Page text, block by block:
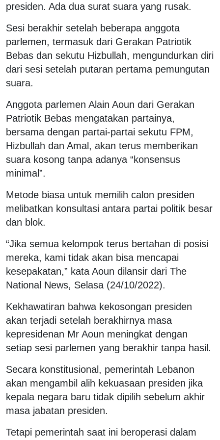
presiden. Ada dua surat suara yang rusak.
Sesi berakhir setelah beberapa anggota
parlemen, termasuk dari Gerakan Patriotik
Bebas dan sekutu Hizbullah, mengundurkan diri
dari sesi setelah putaran pertama pemungutan
suara.
Anggota parlemen Alain Aoun dari Gerakan
Patriotik Bebas mengatakan partainya,
bersama dengan partai-partai sekutu FPM,
Hizbullah dan Amal, akan terus memberikan
suara kosong tanpa adanya “konsensus
minimal”.
Metode biasa untuk memilih calon presiden
melibatkan konsultasi antara partai politik besar
dan blok.
“Jika semua kelompok terus bertahan di posisi
mereka, kami tidak akan bisa mencapai
kesepakatan,” kata Aoun dilansir dari The
National News, Selasa (24/10/2022).
Kekhawatiran bahwa kekosongan presiden
akan terjadi setelah berakhirnya masa
kepresidenan Mr Aoun meningkat dengan
setiap sesi parlemen yang berakhir tanpa hasil.
Secara konstitusional, pemerintah Lebanon
akan mengambil alih kekuasaan presiden jika
kepala negara baru tidak dipilih sebelum akhir
masa jabatan presiden.
Tetapi pemerintah saat ini beroperasi dalam